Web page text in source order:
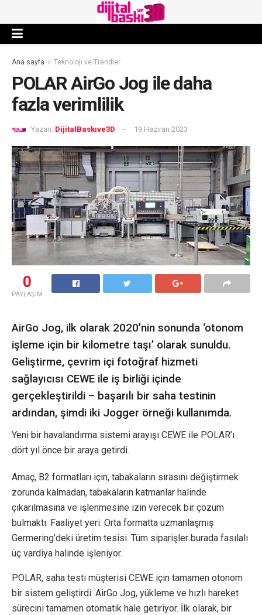
Ana sayfa Teknolojı ve Trendler
POLAR AirGo Jog ile daha
fazla verimlilik
Yazan: DijitalBaskıve3D 19 Haziran 2023
0
PAYLAŞIM
AirGo Jog, ilk olarak 2020’nin sonunda ‘otonom
işleme için bir kilometre taşı’ olarak sunuldu.
Geliştirme, çevrim içi fotoğraf hizmeti
sağlayıcısı CEWE ile iş birliği içinde
gerçekleştirildi – başarılı bir saha testinin
ardından, şimdi iki Jogger örneği kullanımda.
Yeni bir havalandırma sistemi arayışı CEWE ile POLAR’ı
dört yıl önce bir araya getirdi.
Amaç, B2 formatları için, tabakaların sırasını değiştirmek
zorunda kalmadan, tabakaların katmanlar halinde
çıkarılmasına ve işlenmesine izin verecek bir çözüm
bulmaktı. Faaliyet yeri: Orta formatta uzmanlaşmış
Germering’deki üretim tesisi. Tüm siparişler burada fasılalı
üç vardiya halinde işleniyor.
POLAR, saha testi müşterisi CEWE için tamamen otonom
bir sistem geliştirdi: AirGo Jog, yükleme ve hızlı hareket
sürecini tamamen otomatik hale getiriyor. İlk olarak, bir